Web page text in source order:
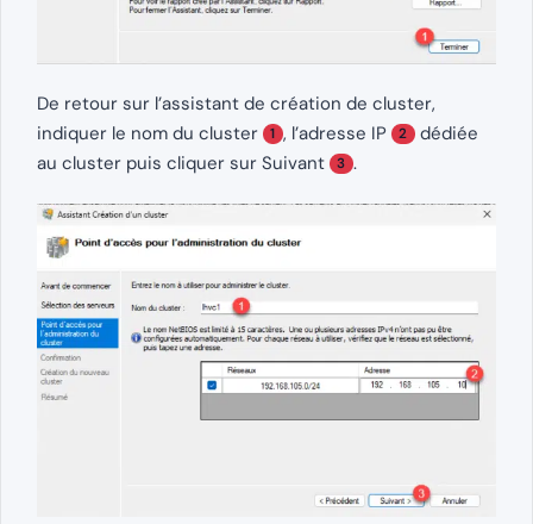
De retour sur l’assistant de création de cluster,
indiquer le nom du cluster
1 , l’adresse IP 2 dédiée
au cluster puis cliquer sur Suivant
3 .